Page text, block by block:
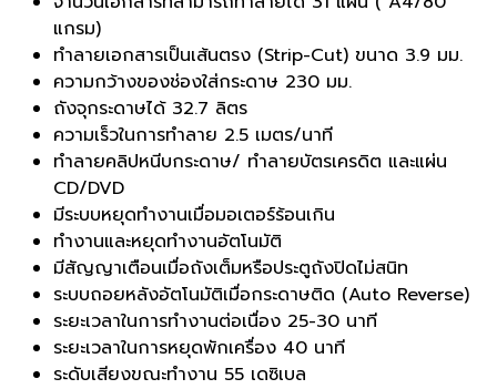
แกรม)
ทำลายเอกสารเป็นเส้นตรง (Strip-Cut) ขนาด 3.9 มม.
ความกว้างของช่องใส่กระดาษ 230 มม.
ถังจุกระดาษได้ 32.7 ลิตร
ความเร็วในการทำลาย 2.5 เมตร/นาที
ทำลายคลิปหนีบกระดาษ/ ทำลายบัตรเครดิต และแผ่น
CD/DVD
มีระบบหยุดทำงานเมื่อมอเตอร์ร้อนเกิน
ทำงานและหยุดทำงานอัตโนมัติ
มีสัญญาเตือนเมื่อถังเต็มหรือประตูถังปิดไม่สนิท
ระบบถอยหลังอัตโนมัติเมื่อกระดาษติด (Auto Reverse)
ระยะเวลาในการทำงานต่อเนื่อง 25-30 นาที
ระยะเวลาในการหยุดพักเครื่อง 40 นาที
ระดับเสียงขณะทำงาน 55 เดซิเบล